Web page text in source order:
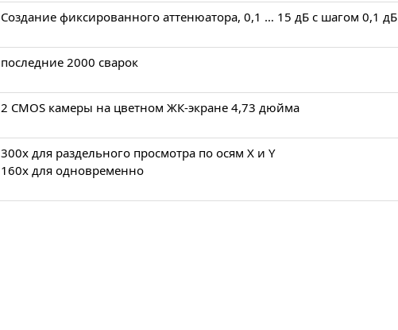
Создание фиксированного аттенюатора, 0,1 … 15 дБ с шагом 0,1 дБ
последние 2000 сварок
2 CMOS камеры на цветном ЖК-экране 4,73 дюйма
300х для раздельного просмотра по осям X и Y
160х для одновременно